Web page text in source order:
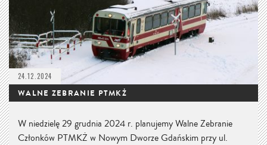
24.12.2024
WALNE ZEBRANIE PTMKŻ
W niedzielę 29 grudnia 2024 r. planujemy Walne Zebranie
Członków PTMKŻ w Nowym Dworze Gdańskim przy ul.